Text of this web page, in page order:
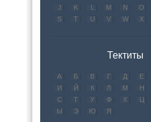
J
K L M N O
S
T U V W X
Тектиты
А Б В Г Д Е
И
Й К Л М Н
С
Т У Ф Х Ц
Ы
Э Ю Я